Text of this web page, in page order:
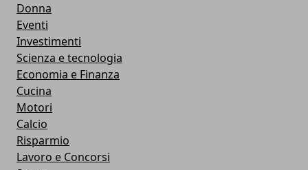
Donna
Eventi
Investimenti
Scienza e tecnologia
Economia e Finanza
Cucina
Motori
Calcio
Risparmio
Lavoro e Concorsi